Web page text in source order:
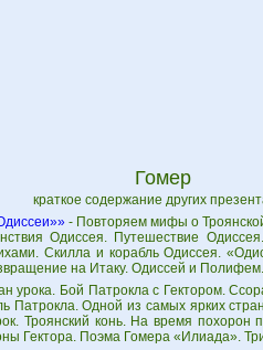
Гомер
краткое содержание других
- Повторяем мифы о
Одиссея. Путешествие
Скилла и корабль Одиссея.
на Итаку. Одиссей и Полифем.
урока. Бой Патрокла с Гектором.
Патрокла. Одной из самых ярких
Троянский конь. На время похорон
Гектора. Поэма Гомера «Илиада».